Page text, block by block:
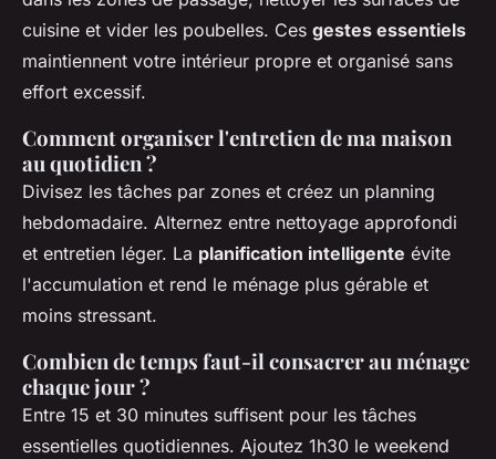
cuisine et vider les poubelles. Ces gestes essentiels
maintiennent votre intérieur propre et organisé sans
effort excessif.
Comment organiser l'entretien de ma maison
au quotidien ?
Divisez les tâches par zones et créez un planning
hebdomadaire. Alternez entre nettoyage approfondi
et entretien léger. La planification intelligente évite
l'accumulation et rend le ménage plus gérable et
moins stressant.
Combien de temps faut-il consacrer au ménage
chaque jour ?
Entre 15 et 30 minutes suffisent pour les tâches
essentielles quotidiennes. Ajoutez 1h30 le weekend